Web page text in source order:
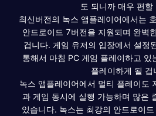
도 되니까 매우 편할
최신버전의 녹스 앱플레이어에서는
안드로이드 7버전을 지원되며 완벽
겁니다. 게임 유저의 입장에서 설정
통해서 마침 PC 게임 플레이하고 있
플레이하게 될 겁
녹스 앱플레이어에서 멀티 플레이도
과 게임 동시에 실행 가능하며 많은
있습니다. 녹스는 최강의 안드로이